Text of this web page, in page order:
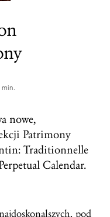
min.
nowe,
Patrimony
Traditionnelle
Calendar.
pod